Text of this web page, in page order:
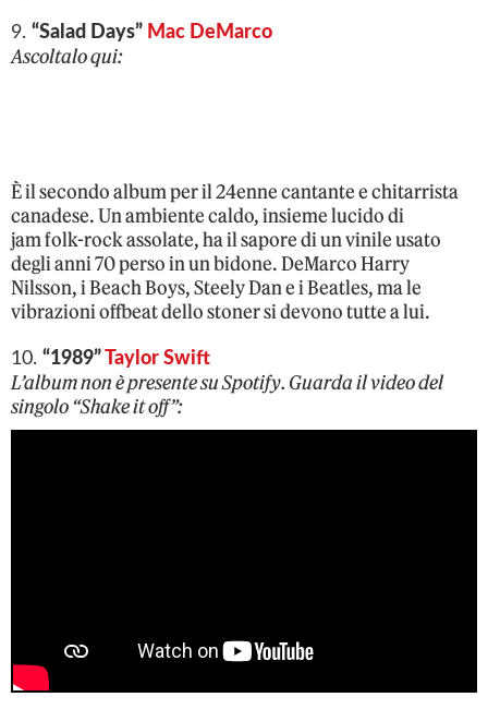
9. “Salad Days” Mac DeMarco
Ascoltalo qui:
È il secondo album per il 24enne cantante e chitarrista
canadese. Un ambiente caldo, insieme lucido di
jam folk-rock assolate, ha il sapore di un vinile usato
degli anni 70 perso in un bidone. DeMarco Harry
Nilsson, i Beach Boys, Steely Dan e i Beatles, ma le
vibrazioni offbeat dello stoner si devono tutte a lui.
10. “1989” Taylor Swift
L’album non è presente su Spotify. Guarda il video del
singolo “Shake it off”: